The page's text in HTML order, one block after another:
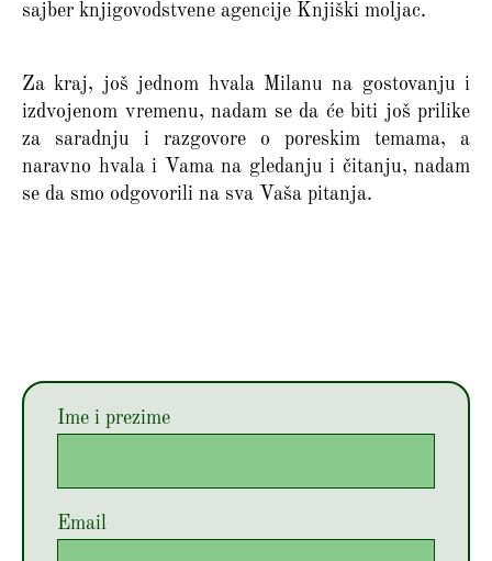
sajber knjigovodstvene agencije Knjiški moljac.
Za kraj, još jednom hvala Milanu na gostovanju i
izdvojenom vremenu, nadam se da će biti još prilike
za saradnju i razgovore o poreskim temama, a
naravno hvala i Vama na gledanju i čitanju, nadam
se da smo odgovorili na sva Vaša pitanja.
Ime i prezime
Email